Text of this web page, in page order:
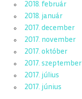
2018. február
2018. január
2017. december
2017. november
2017. október
2017. szeptember
2017. július
2017. június